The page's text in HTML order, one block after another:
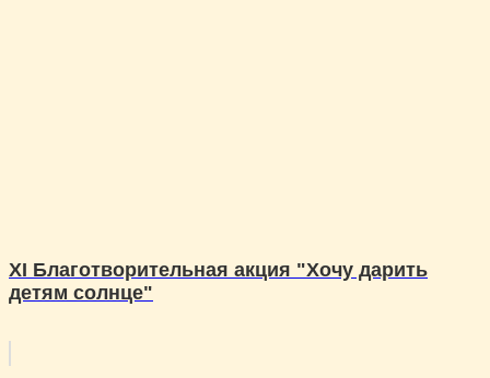
XI Благотворительная акция "Хочу дарить
детям солнце"